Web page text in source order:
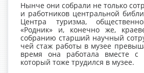
Нынче они собрали не только
и работников центральной
Центра туризма,
«Родник» и, конечно же,
собранию старший научный
чей стаж работы в музее
время она работала вместе с
который тоже трудился в музее.